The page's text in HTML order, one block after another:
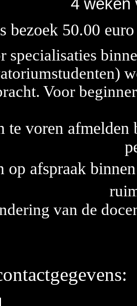
4 weken
bezoek 50.00
specialisaties
Voor
te voren
op afspraak binnen
van de